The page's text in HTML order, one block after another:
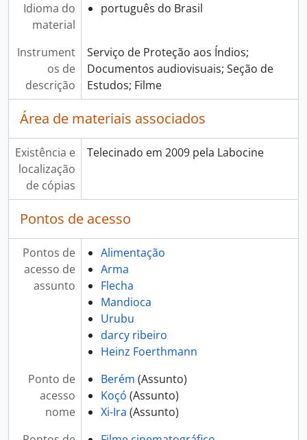
Idioma do
material
português do Brasil
Instrument
os de
descrição
Serviço de Proteção aos Índios;
Documentos audiovisuais; Seção de
Estudos; Filme
Área de materiais associados
Existência e
localização
de cópias
Telecinado em 2009 pela Labocine
Pontos de acesso
Pontos de
acesso de
assunto
Alimentação
Arma
Flecha
Mandioca
Urubu
darcy ribeiro
Heinz Foerthmann
Ponto de
acesso
nome
Berém (Assunto)
Koçó (Assunto)
Xi-Ira (Assunto)